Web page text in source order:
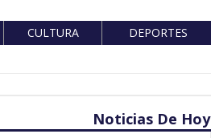
CULTURA DEPORTES
Noticias De Hoy